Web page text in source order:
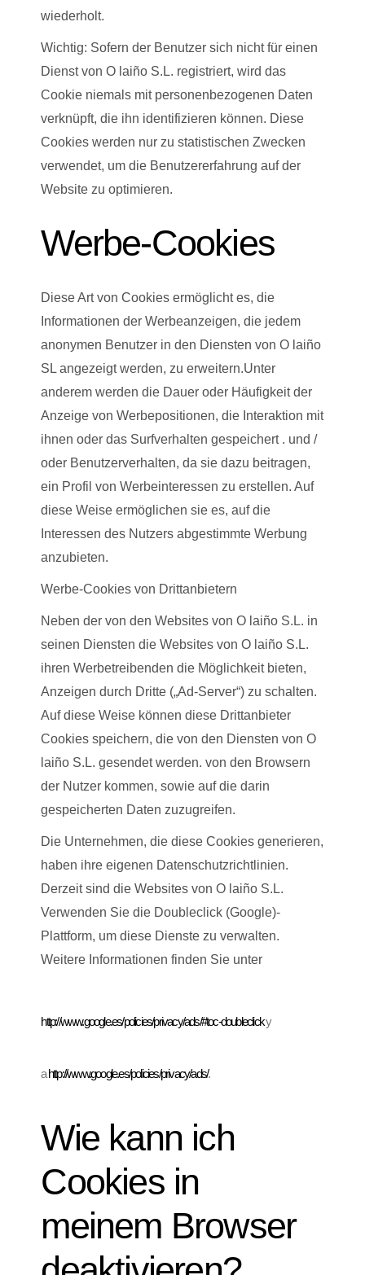
wiederholt.
Wichtig: Sofern der Benutzer sich nicht für einen
Dienst von O laiño S.L. registriert, wird das
Cookie niemals mit personenbezogenen Daten
verknüpft, die ihn identifizieren können. Diese
Cookies werden nur zu statistischen Zwecken
verwendet, um die Benutzererfahrung auf der
Website zu optimieren.
Werbe-Cookies
Diese Art von Cookies ermöglicht es, die
Informationen der Werbeanzeigen, die jedem
anonymen Benutzer in den Diensten von O laiño
SL angezeigt werden, zu erweitern.Unter
anderem werden die Dauer oder Häufigkeit der
Anzeige von Werbepositionen, die Interaktion mit
ihnen oder das Surfverhalten gespeichert . und /
oder Benutzerverhalten, da sie dazu beitragen,
ein Profil von Werbeinteressen zu erstellen. Auf
diese Weise ermöglichen sie es, auf die
Interessen des Nutzers abgestimmte Werbung
anzubieten.
Werbe-Cookies von Drittanbietern
Neben der von den Websites von O laiño S.L. in
seinen Diensten die Websites von O laiño S.L.
ihren Werbetreibenden die Möglichkeit bieten,
Anzeigen durch Dritte („Ad-Server“) zu schalten.
Auf diese Weise können diese Drittanbieter
Cookies speichern, die von den Diensten von O
laiño S.L. gesendet werden. von den Browsern
der Nutzer kommen, sowie auf die darin
gespeicherten Daten zuzugreifen.
Die Unternehmen, die diese Cookies generieren,
haben ihre eigenen Datenschutzrichtlinien.
Derzeit sind die Websites von O laiño S.L.
Verwenden Sie die Doubleclick (Google)-
Plattform, um diese Dienste zu verwalten.
Weitere Informationen finden Sie unter
http://www.google.es/policies/privacy/ads/#toc-doubleclicky
ahttp://www.google.es/policies/privacy/ads/.
Wie kann ich
Cookies in
meinem Browser